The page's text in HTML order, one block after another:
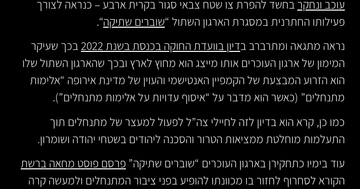
עוכב ונחקר בחשד להפרת צו שטח צבאי סגור בקרית ארבע – כנראה לצורך
פעילותו החתרנית במסגרת הארגון השתול “שוברים שתיקה“.
נראה מתגאה ומתרברב בדיון בוועדת החוקה בכנסת בשנת 2022
בכך שעיקר
המימון של ארגון העוכרים אותו מייצג הוא מחוץ לארץ ובכך שהארגון השתול שלו
הוא הזרוע המבצעת של הקמפיין האנטישמי והעוין של מדינת אירופה “אלימות
מתנחלים” (כאשר הוא מדבר על “איסוף עדויות על אלימות מתנחלים”).
כמו כן, קרא הוא בדיון לזה לחיילי צה”ל לפעול למעצר של מתנחלים תוך
התעלמות מוחלטת ממציאות הטרור והסכנה ליהודים בשטחי יהודה ושומרון.
עוד בימיו כתחקירן בארגון העוכרים “שוברים שתיקה” פרסם פוסט מחאה ברשת
הקורא לסחרוף לחזור בו מכוונתו להופיע בפני ציבור המתנחלים ולמעשה קרה